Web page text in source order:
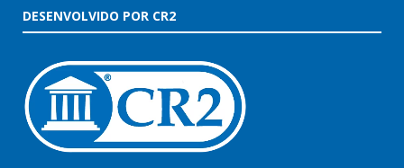
DESENVOLVIDO POR CR2